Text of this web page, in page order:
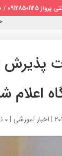
/ 02122691010
اعلام
| اخبار آموزشی | 0 نظر